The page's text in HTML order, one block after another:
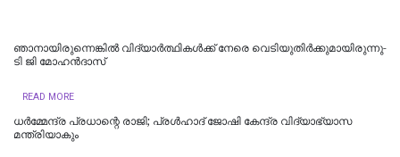
ഞാനായിരുന്നെങ്കില്‍ വിദ്യാര്‍ത്ഥികള്‍ക്ക് നേരെ വെടിയുതിര്‍ക്കുമായിരുന്നു-
ടി ജി മോഹൻദാസ്
READ MORE
ധര്‍മ്മേന്ദ്ര പ്രധാന്റെ രാജി; പ്രള്‍ഹാദ് ജോഷി കേന്ദ്ര വിദ്യാഭ്യാസ
മന്ത്രിയാകും